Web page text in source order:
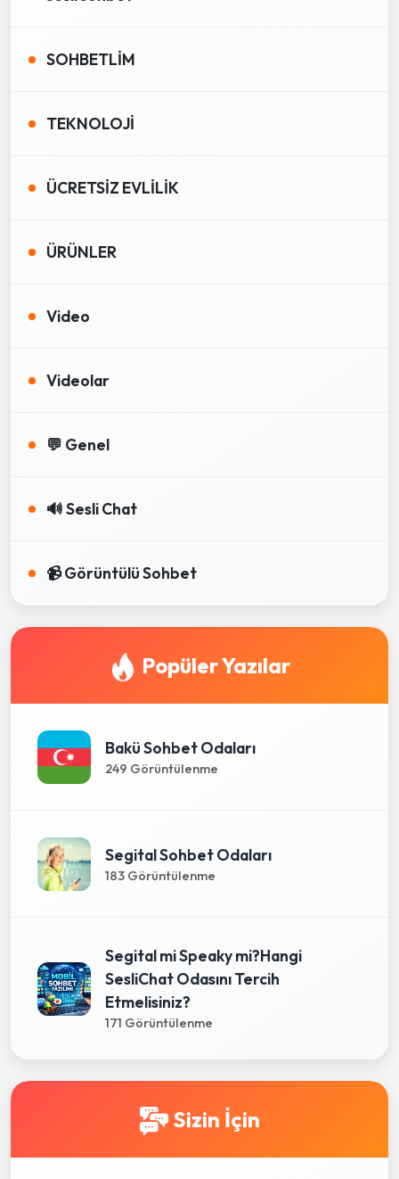
SOHBETLİM
TEKNOLOJİ
ÜCRETSİZ EVLİLİK
ÜRÜNLER
Video
Videolar
💬 Genel
🔊 Sesli Chat
📹 Görüntülü Sohbet
Popüler Yazılar
Bakü Sohbet Odaları
249 Görüntülenme
Segital Sohbet Odaları
183 Görüntülenme
Segital mi Speaky mi?Hangi
SesliChat Odasını Tercih
Etmelisiniz?
171 Görüntülenme
Sizin İçin